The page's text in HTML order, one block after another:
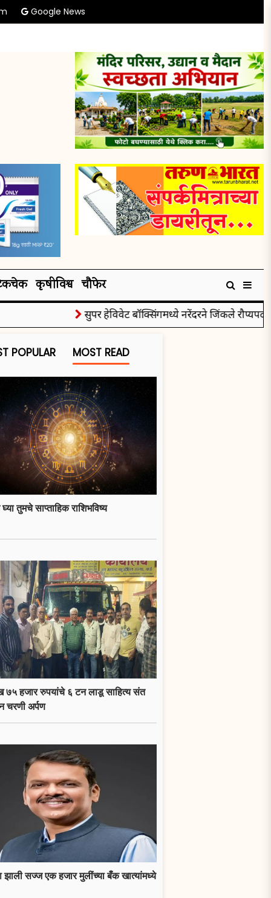
Google News
कृषीविश्व चौफेर
सुपर हेविवेट बॉक्सिंगमध्ये नरेंदरने जिंकले रौप्यपदक
POPULAR MOST READ
तुमचे साप्ताहिक राशिभविष्य
७५ हजार रुपयांचे ६ टन लाडू साहित्य संत
चरणी अर्पण
झाली सज्ज एक हजार मुलींच्या बँक खात्यांमध्ये